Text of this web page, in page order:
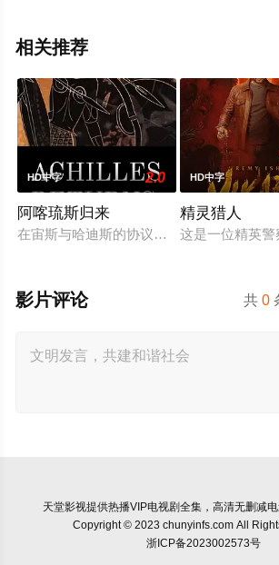
相关推荐
HD中字 2.0
阿喀琉斯归来
在宙斯与哈迪斯的协议下，年迈的阿喀琉
HD中字
精灵猎人
这是一位精英
共0
影片评论
天堂影视提供热播VIP电视剧全集，高清无删减
Copyright © 2023 chunyinfs.com All
浙ICP备2023002573号